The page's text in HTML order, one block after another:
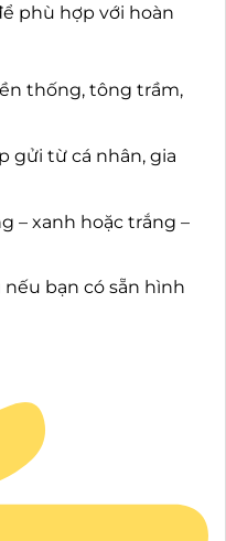
phù hợp với hoàn
thống, tông trầm,
gửi từ cá nhân, gia
– xanh hoặc trắng –
bạn có sẵn hình